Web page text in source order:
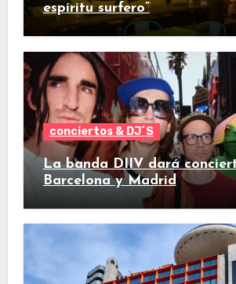
espíritu surfero”
conciertos & DJ´S
La banda DIIV dará
Barcelona y Madrid